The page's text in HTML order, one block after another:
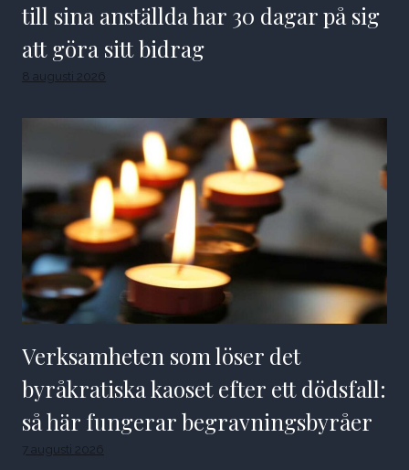
till sina anställda har 30 dagar på sig
att göra sitt bidrag
8 augusti 2026
Verksamheten som löser det
byråkratiska kaoset efter ett dödsfall:
så här fungerar begravningsbyråer
7 augusti 2026